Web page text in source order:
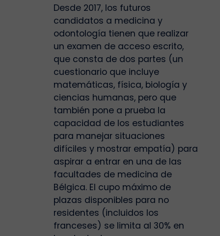
Desde 2017, los futuros
candidatos a medicina y
odontología tienen que realizar
un examen de acceso escrito,
que consta de dos partes (un
cuestionario que incluye
matemáticas, física, biología y
ciencias humanas, pero que
también pone a prueba la
capacidad de los estudiantes
para manejar situaciones
difíciles y mostrar empatía) para
aspirar a entrar en una de las
facultades de medicina de
Bélgica. El cupo máximo de
plazas disponibles para no
residentes (incluidos los
franceses) se limita al 30% en